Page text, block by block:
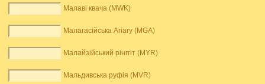
Малаві квача (MWK)
Малагасійська Ariary (MGA)
Малайзійський рінггіт (MYR)
Мальдивська руфія (MVR)